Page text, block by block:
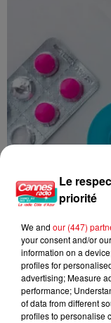
Trousse à
Le
priorité
We and our (447)
your consent and/or
information on a
profiles for
advertising; Measure
performance;
of data from different
profiles to personalise